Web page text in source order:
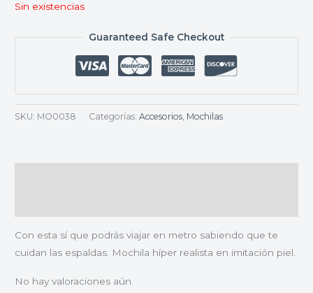
Sin existencias
Guaranteed Safe Checkout
SKU: MO0038 Categorías: Accesorios, Mochilas
Con esta sí que podrás viajar en metro sabiendo que te
cuidan las espaldas. Mochila híper realista en imitación piel.
No hay valoraciones aún.